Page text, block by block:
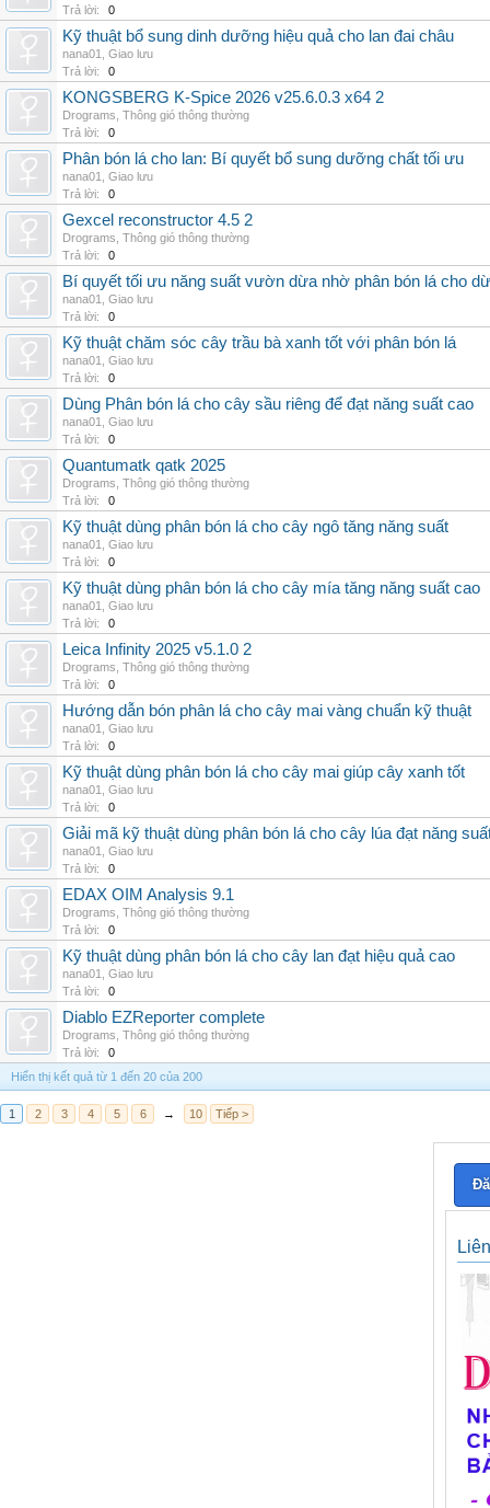
Trả lời:
0
Kỹ thuật bổ sung dinh dưỡng hiệu quả cho lan đai châu
nana01
Giao lưu
Trả lời:
0
KONGSBERG K-Spice 2026 v25.6.0.3 x64 2
Drograms Thông gió thông thường
Trả lời:
0
Phân bón lá cho lan: Bí quyết bổ sung dưỡng chất tối ưu
nana01
Giao lưu
Trả lời:
0
Gexcel reconstructor 4.5 2
Drograms Thông gió thông thường
Trả lời:
0
Bí quyết tối ưu năng suất vườn dừa nhờ phân bón lá cho
nana01
Giao lưu
Trả lời:
0
Kỹ thuật chăm sóc cây trầu bà xanh tốt với phân bón lá
nana01
Giao lưu
Trả lời:
0
Dùng Phân bón lá cho cây sầu riêng để đạt năng suất cao
nana01
Giao lưu
Trả lời:
0
Quantumatk qatk 2025
Drograms Thông gió thông thường
Trả lời:
0
Kỹ thuật dùng phân bón lá cho cây ngô tăng năng suất
nana01
Giao lưu
Trả lời:
0
Kỹ thuật dùng phân bón lá cho cây mía tăng năng suất cao
nana01
Giao lưu
Trả lời:
0
Leica Infinity 2025 v5.1.0 2
Drograms Thông gió thông thường
Trả lời:
0
Hướng dẫn bón phân lá cho cây mai vàng chuẩn kỹ thuật
nana01
Giao lưu
Trả lời:
0
Kỹ thuật dùng phân bón lá cho cây mai giúp cây xanh tốt
nana01
Giao lưu
Trả lời:
0
Giải mã kỹ thuật dùng phân bón lá cho cây lúa đạt năng
nana01
Giao lưu
Trả lời:
0
EDAX OIM Analysis 9.1
Drograms Thông gió thông thường
Trả lời:
0
Kỹ thuật dùng phân bón lá cho cây lan đạt hiệu quả cao
nana01
Giao lưu
Trả lời:
0
Diablo EZReporter complete
Drograms Thông gió thông thường
Trả lời:
0
Hiển thị kết quả từ 1 đến 20 của 200
1 2 3 4 5 6 → 10 Tiếp >